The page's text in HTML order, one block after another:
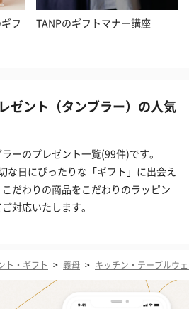
フ
TANPのギフトマナー講座
ゼント（タンブラー）の人気
ーのプレゼント一覧(99件)です。
な日にぴったりな「ギフト」に出会え
だわりの商品をこだわりのラッピン
対応いたします。
ト・ギフト > 義母 > キッチン・テーブルウ